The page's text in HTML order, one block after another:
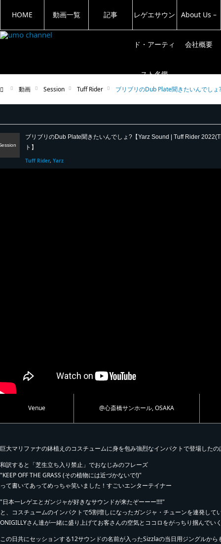
HOME 動画一覧 記事 レゲエサウン
ド・アーティ
スト名鑑
About Us –
会社概要
動画 Session Tuff Rider ブリブリのDub Plate聞きたいんでし
ブリブリのDub Plate聞きたいんでしょ?【Yarz Sound | Tuff Rider
ト】
Tuff Rider Yarz
Venue @心斎橋サンホール, OSAKA
巨大マリファナの鉢植えのコスチュームに身を包み強烈なインパクトで登場した
和訳すると「芝生立ち入り禁止」でおなじみのフレーズ
"KEEP OFF THE GRASS (その植物には近づかないで!)"
って書いてあってめっちゃ笑いました！すごいエンターテイナー
"日本一レゲエとガンジャが好きなサウンドが来たぞーーー!!!!"
と、コスチュームのインパクトで5割増しになったガンジャ・チューンを連発して
ONIGILLYさん達が一緒に盛り上げてお客さんの空気とココロをがっちり掴んでい
この日共にセッションする12サウンドの名前が入ったSizzlaの当日用ジングルか